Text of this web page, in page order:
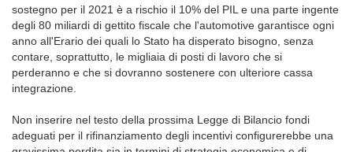
sostegno per il 2021 è a rischio il 10% del PIL e una parte ingente
degli 80 miliardi di gettito fiscale che l'automotive garantisce ogni
anno all'Erario dei quali lo Stato ha disperato bisogno, senza
contare, soprattutto, le migliaia di posti di lavoro che si
perderanno e che si dovranno sostenere con ulteriore cassa
integrazione.
Non inserire nel testo della prossima Legge di Bilancio fondi
adeguati per il rifinanziamento degli incentivi configurerebbe una